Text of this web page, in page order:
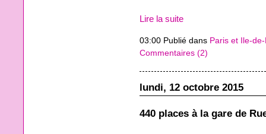
Lire la suite
03:00 Publié dans Paris et Ile-
Commentaires (2)
lundi, 12 octobre 2015
440 places à la gare de